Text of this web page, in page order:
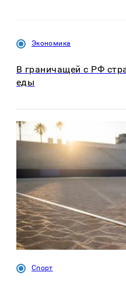
Экономика
В граничащей с РФ
еды
Спорт